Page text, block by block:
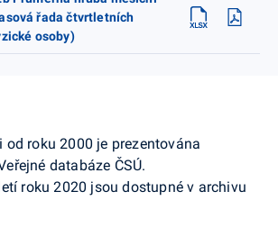
řada čtvrtletních
osoby)
od roku 2000 je prezentována
databáze ČSÚ.
roku 2020 jsou dostupné v archivu